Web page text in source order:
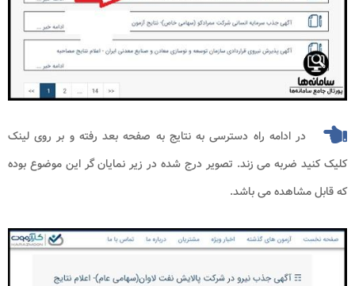
در ادامه راه دسترسی به نتایج به صفحه بعد رفته و بر روی لینک
کلیک کنید ضربه می زند. تصویر درج شده در زیر نمایان گر این موضوع بوده
که قابل مشاهده می باشد.